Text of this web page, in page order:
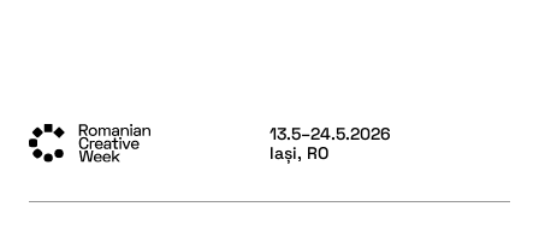
13.5–24.5.2026
Iași, RO